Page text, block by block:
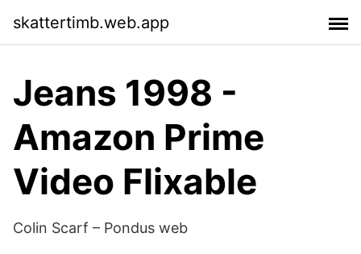
skattertimb.web.app
Jeans 1998 -
Amazon Prime
Video Flixable
Colin Scarf – Pondus web